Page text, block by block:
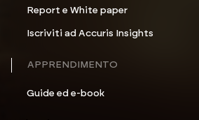
Report e White paper
Iscriviti ad Accuris Insights
APPRENDIMENTO
Guide ed e-book